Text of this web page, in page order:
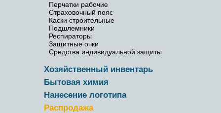
Перчатки рабочие
Страховочный пояс
Каски строительные
Подшлемники
Респираторы
Защитные очки
Средства индивидуальной защиты
Хозяйственный инвентарь
Бытовая химия
Нанесение логотипа
Распродажа